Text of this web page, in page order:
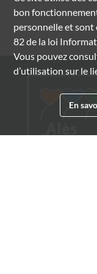
bon
personnelle et
82 de la loi
Vous pouvez
d’utilisation sur le
En